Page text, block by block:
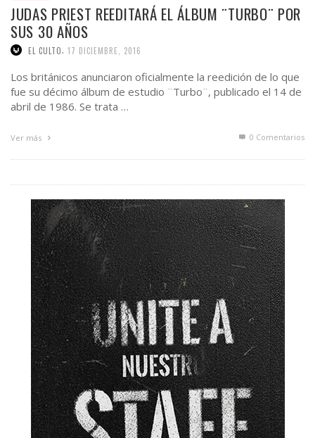
JUDAS PRIEST REEDITARÁ EL ÁLBUM ¨TURBO¨ POR
SUS 30 AÑOS
EL CULTO 17 DICIEMBRE, 2016
Los británicos anunciaron oficialmente la reedición de lo que
fue su décimo álbum de estudio ¨Turbo¨, publicado el 14 de
abril de 1986. Se trata …
Ver más 0 Comentarios